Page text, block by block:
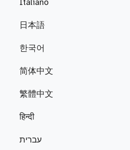
Italiano
日本語
한국어
简体中文
繁體中文
हिन्दी
עברית